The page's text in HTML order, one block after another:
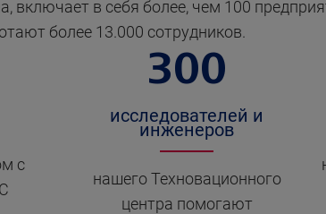
включает в себя более, чем 100
более 13.000 сотрудников.
с
300
исследователей и
инженеров
нашего Техновационного
центра помогают